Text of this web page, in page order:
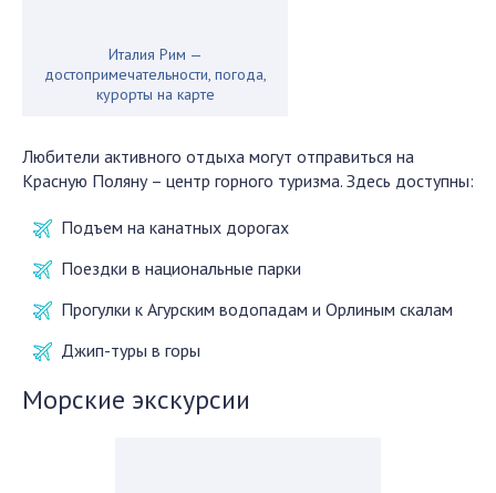
Италия Рим —
достопримечательности, погода,
курорты на карте
Любители активного отдыха могут отправиться на
Красную Поляну – центр горного туризма. Здесь доступны:
Подъем на канатных дорогах
Поездки в национальные парки
Прогулки к Агурским водопадам и Орлиным скалам
Джип-туры в горы
Морские экскурсии